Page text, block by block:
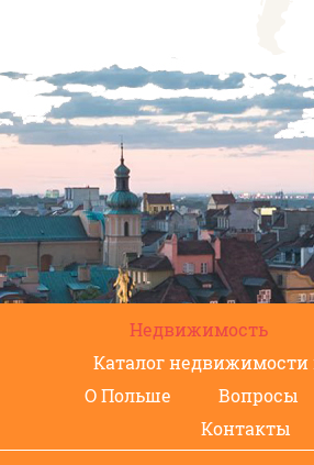
Недвижимость
Каталог
О Польше
Вопросы
Контакты